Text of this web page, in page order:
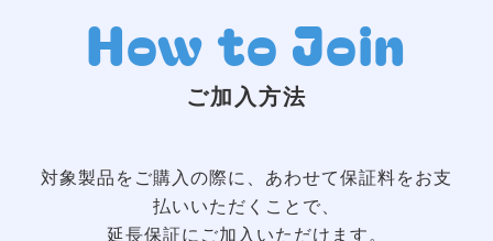
How to Join
ご加入方法
対象製品をご購入の際に、あわせて保証料をお支
払いいただくことで、
延長保証にご加入いただけます。